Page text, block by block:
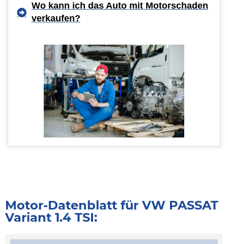
Wo kann ich das Auto mit Motorschaden
verkaufen?
Motor-Datenblatt für VW PASSAT
Variant 1.4 TSI: